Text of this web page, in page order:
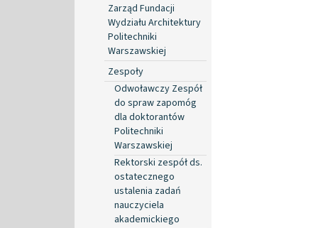
Zarząd Fundacji
Wydziału Architektury
Politechniki
Warszawskiej
Zespoły
Odwoławczy Zespół
do spraw zapomóg
dla doktorantów
Politechniki
Warszawskiej
Rektorski zespół ds.
ostatecznego
ustalenia zadań
nauczyciela
akademickiego